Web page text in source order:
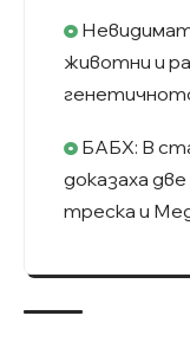
животни и
БАБХ: В
доказаха
треска и